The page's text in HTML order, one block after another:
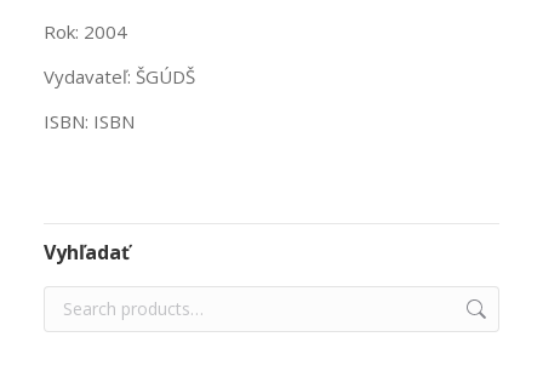
Rok: 2004
Vydavateľ: ŠGÚDŠ
ISBN: ISBN
Vyhľadať